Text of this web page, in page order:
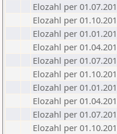
Elozahl per
Elozahl per
Elozahl per
Elozahl per
Elozahl per
Elozahl per
Elozahl per
Elozahl per
Elozahl per
Elozahl per